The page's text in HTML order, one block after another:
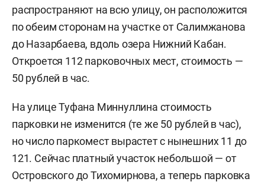
распространяют на всю улицу, он расположится
по обеим сторонам на участке от Салимжанова
до Назарбаева, вдоль озера Нижний Кабан.
Откроется 112 парковочных мест, стоимость —
50 рублей в час.
На улице Туфана Миннуллина стоимость
парковки не изменится (те же 50 рублей в час),
но число паркомест вырастет с нынешних 11 до
121. Сейчас платный участок небольшой — от
Островского до Тихомирнова, а теперь парковка